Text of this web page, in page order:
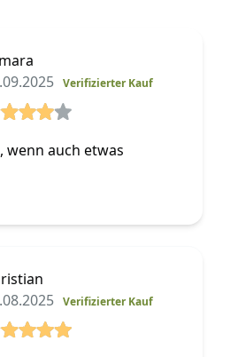
Verifizierter Kauf
wenn auch etwas
Verifizierter Kauf